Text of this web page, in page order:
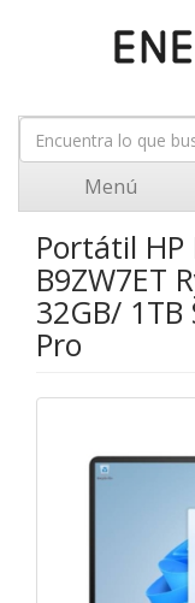
Menú
Portátil HP
B9ZW7ET
32GB/ 1TB
Pro